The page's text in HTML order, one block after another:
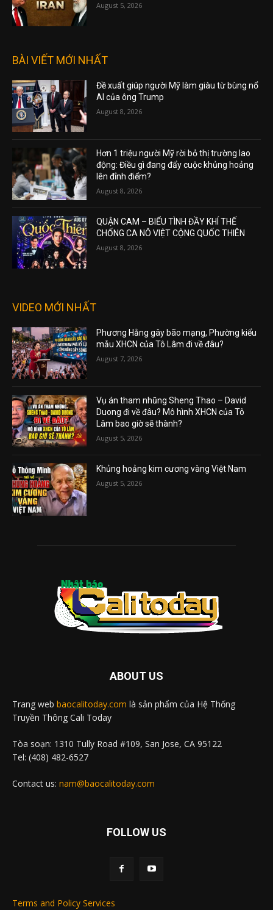
August 5, 2026
BÀI VIẾT MỚI NHẤT
Đề xuất giúp người Mỹ làm giàu từ bùng nổ
AI của ông Trump
August 8, 2026
Hơn 1 triệu người Mỹ rời bỏ thị trường lao
động: Điều gì đang đẩy cuộc khủng hoảng
lên đỉnh điểm?
August 8, 2026
QUẬN CAM – BIỂU TÌNH ĐẦY KHÍ THẾ
CHỐNG CA NÔ VIỆT CỘNG QUỐC THIÊN
August 8, 2026
VIDEO MỚI NHẤT
Phương Hằng gây bão mạng, Phường kiểu
mẫu XHCN của Tô Lâm đi về đâu?
August 7, 2026
Vụ án tham nhũng Sheng Thao – David
Duong đi về đâu? Mô hình XHCN của Tô
Lâm bao giờ sẽ thành?
August 5, 2026
Khủng hoảng kim cương vàng Việt Nam
August 5, 2026
ABOUT US
Trang web baocalitoday.com là sản phẩm của Hệ Thống
Truyền Thông Cali Today
Tòa soạn: 1310 Tully Road #109, San Jose, CA 95122
Tel: (408) 482-6527
Contact us: nam@baocalitoday.com
FOLLOW US
Terms and Policy Services